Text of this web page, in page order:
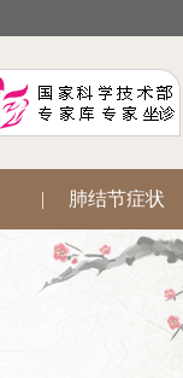
| 肺结节症状